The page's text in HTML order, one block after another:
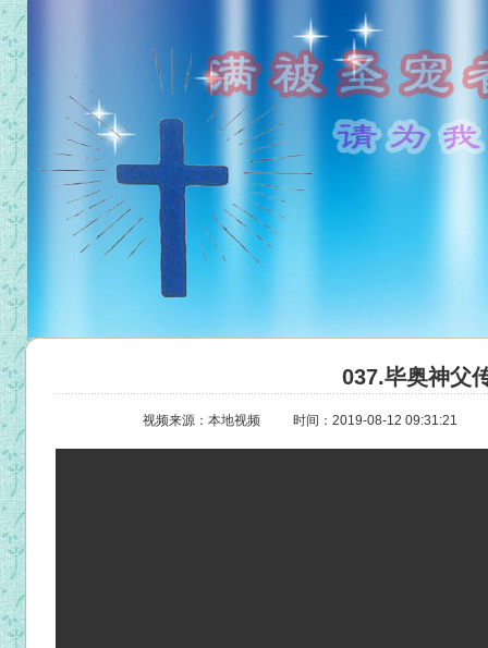
037.毕奥神父
视频来源：本地视频 时间：2019-08-12 09:31:21